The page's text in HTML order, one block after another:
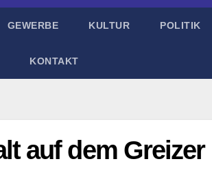
GEWERBE KULTUR POLITIK
KONTAKT
auf dem Greizer